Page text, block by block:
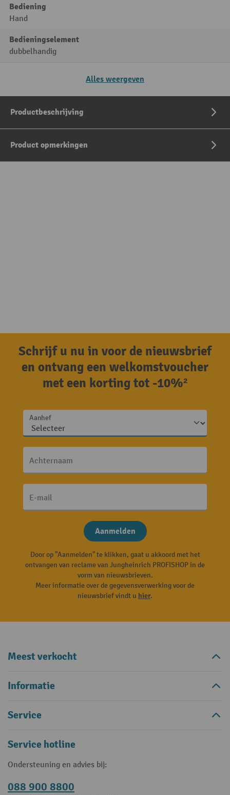
Bediening
Hand
Bedieningselement
dubbelhandig
Alles weergeven
Productbeschrijving
Product opmerkingen
Schrijf u nu in voor de nieuwsbrief
en ontvang een welkomstvoucher
met een korting tot -10%²
Aanhef
Achternaam
E-mail
Aanmelden
Door op "Aanmelden" te klikken, gaat u akkoord met het
ontvangen van reclame van Jungheinrich PROFISHOP in de
vorm van nieuwsbrieven.
Meer informatie over de gegevensverwerking voor de
nieuwsbrief vindt u hier.
Meest verkocht
Informatie
Service
Service hotline
Ondersteuning en advies bij:
088 900 8800